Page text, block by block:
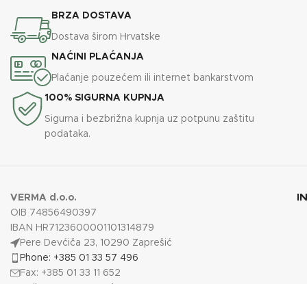
BRZA DOSTAVA
Dostava širom Hrvatske
NAĆINI PLAĆANJA
Plaćanje pouzećem ili internet bankarstvom
100% SIGURNA KUPNJA
Sigurna i bezbrižna kupnja uz potpunu zaštitu
podataka.
VERMA d.o.o.
OIB 74856490397
IBAN HR7123600001101314879
Pere Devćiča 23, 10290 Zaprešić
Phone: +385 01 33 57 496
Fax: +385 01 33 11 652